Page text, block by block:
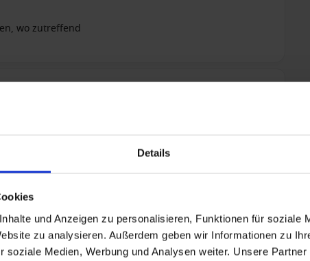
Details
und Anzeigen zu personalisieren, Funktionen für soziale
zu analysieren. Außerdem geben wir Informationen zu
soziale Medien, Werbung und Analysen weiter. Unsere
wo zutreffend